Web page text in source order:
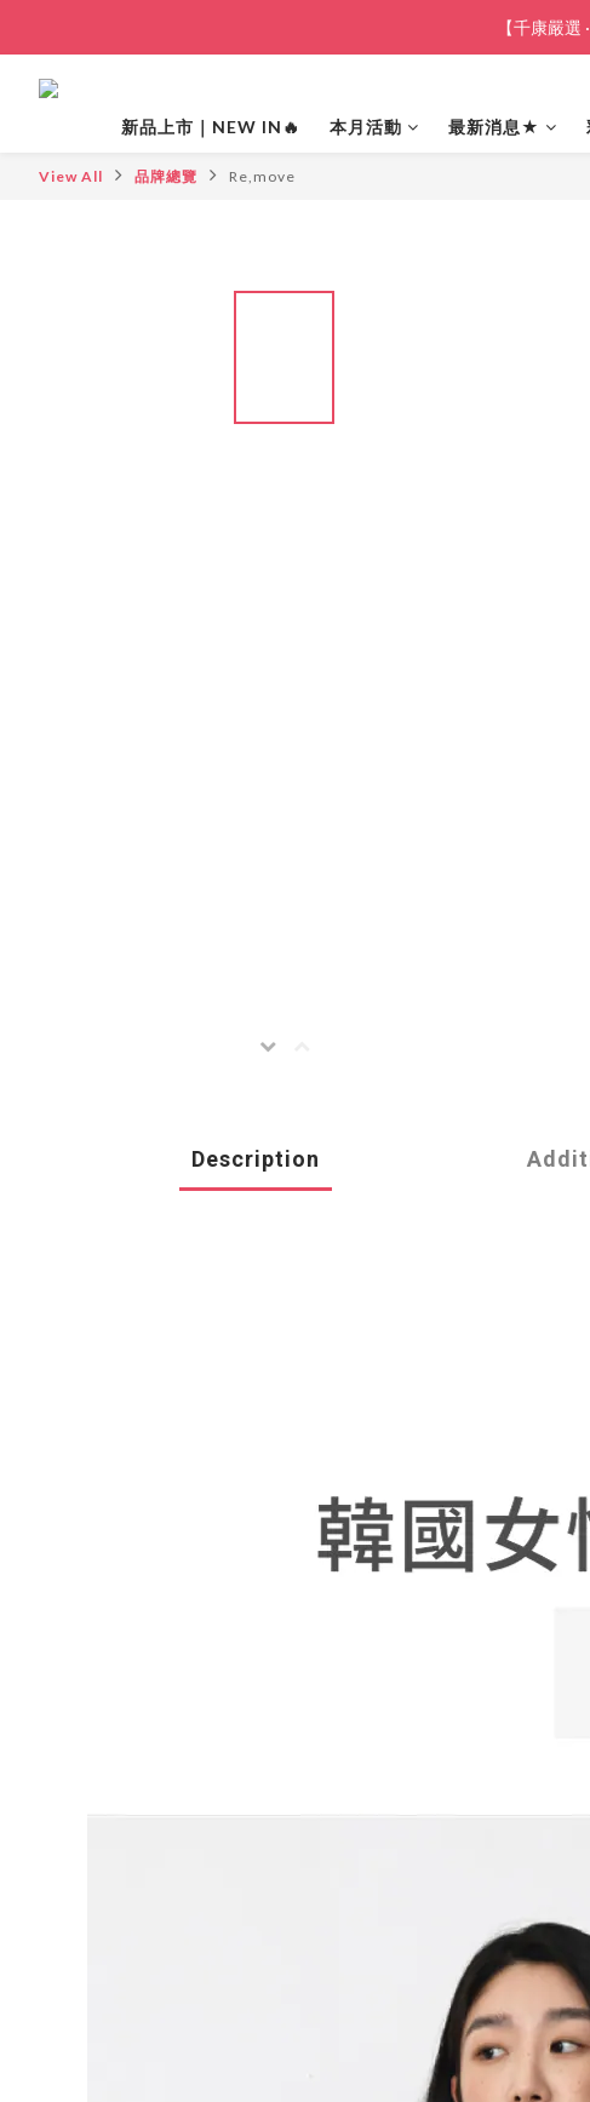
【千康嚴
新品上市｜NEW IN🔥 本月活動 最新消息★
View All 品牌總覽 Re,move
Description